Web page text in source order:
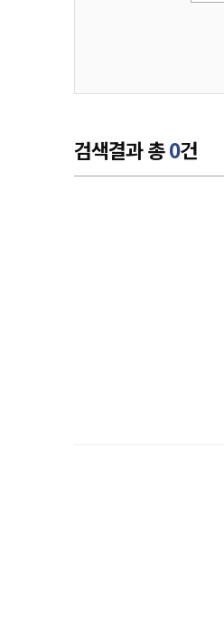
검색결과 총0건